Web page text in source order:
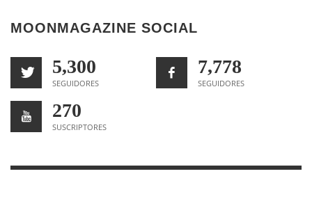
MOONMAGAZINE SOCIAL
5,300
SEGUIDORES
7,778
SEGUIDORES
270
SUSCRIPTORES